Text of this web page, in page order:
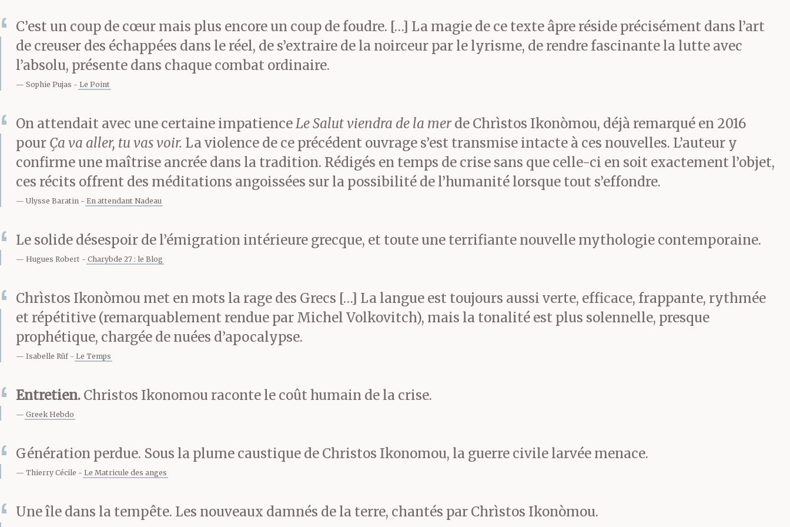
d’accord, mais ne s’est pas écrasé. Il a continué de
courir, de crier, de nous affoler tous.
Toute l’île le savait, que Xellinàkis avait fait le coup.
Mais personne n’a parlé, nous autres ou les rats,
c’est la vraie mafia, pas les conneries qu’on voit à la
parrain. Tu parles, tu es foutu. Relève la tête et on te la
coupe. Et si moi je t’en parle aujourd’hui, c’est qu’il fait
nuit que personne n’entend et que les paroles s’en vont
solidaires, réseaux de consommateurs, produits sans
C’est un coup de cœur mais plus encore un coup de foudre. […] La magie de ce texte âpre réside précisément dans l’art
de creuser des échappées dans le réel, de s’extraire de la noirceur par le lyrisme, de rendre fascinante la lutte avec
l’absolu, présente dans chaque combat ordinaire.
Sophie Pujas Le Point
On attendait avec une certaine impatienceLe Salut viendra de la merde Chrìstos Ikonòmou, déjà remarqué en 2016
pour Ça va aller, tu vas voir. La violence de ce précédent ouvrage s’est transmise intacte à ces nouvelles. L’auteur y
confirme une maîtrise ancrée dans la tradition. Rédigés en temps de crise sans que celle-ci en soit exactement l’objet,
ces récits offrent des méditations angoissées sur la possibilité de l’humanité lorsque tout s’effondre.
Ulysse Baratin En attendant Nadeau
Le solide désespoir de l’émigration intérieure grecque, et toute une terrifiante nouvelle mythologie contemporaine.
Hugues Robert Charybde 27 : le Blog
Chrìstos Ikonòmou met en mots la rage des Grecs […] La langue est toujours aussi verte, efficace, frappante, rythmée
et répétitive (remarquablement rendue par Michel Volkovitch), mais la tonalité est plus solennelle, presque
prophétique, chargée de nuées d’apocalypse.
Isabelle Rüf Le Temps
Entretien. Christos Ikonomou raconte le coût humain de la crise.
Greek Hebdo
Génération perdue. Sous la plume caustique de Christos Ikonomou, la guerre civile larvée menace.
Thierry Cécile Le Matricule des anges
Une île dans la tempête. Les nouveaux damnés de la terre, chantés par Chrìstos Ikonòmou.